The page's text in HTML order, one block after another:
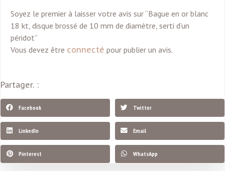
Soyez le premier à laisser votre avis sur “Bague en or blanc
18 kt, disque brossé de 10 mm de diamètre, serti d’un
péridot”
Vous devez être connecté pour publier un avis.
Partager. :
Facebook Twitter
LinkedIn Email
Pinterest WhatsApp